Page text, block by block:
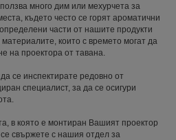
много дим или мехурчета за
където често се горят ароматични
части от нашите продукти
които с времето могат да
на проектора от тавана.
се инспектирате редовно от
специалист, за да се осигури
в която е монтиран Вашият проектор
свържете с нашия отдел за